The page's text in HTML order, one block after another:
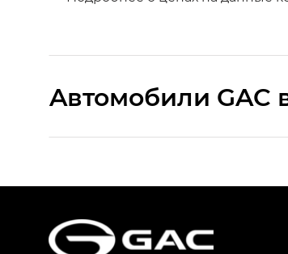
Aвтомобили GAC
HYPTEC HT — Хайптек Эйч Ти